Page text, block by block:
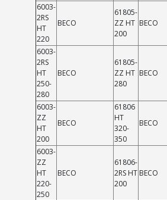
6003-
2RS
HT
220
BECO
61805-
ZZ HT
200
BECO
6003-
2RS
HT
250-
280
BECO
61805-
ZZ HT
280
BECO
6003-
ZZ
HT
200
BECO
61806
HT
320-
350
BECO
6003-
ZZ
HT
220-
250
BECO
61806-
2RS HT
200
BECO